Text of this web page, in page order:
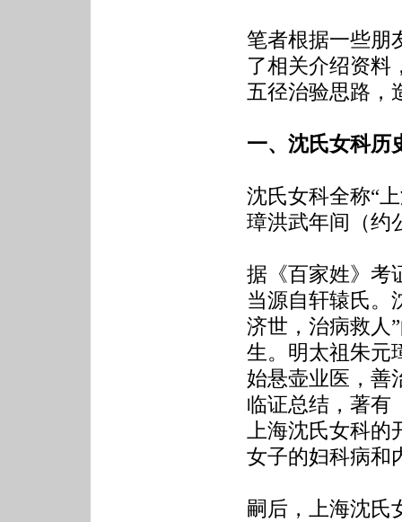
笔者根据一些朋
了相关介绍资料
五径治验思路，
一、沈氏女科历
沈氏女科全称“
璋洪武年间（约
据《百家姓》考
当源自轩辕氏。
济世，治病救人
生。明太祖朱元
始悬壶业医，善
临证总结，著有
上海沈氏女科
女子的妇科病和
嗣后，上海沈氏